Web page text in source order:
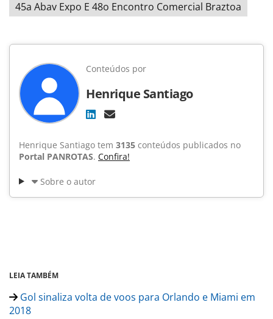
45a Abav Expo E 48o Encontro Comercial Braztoa
Conteúdos por
Henrique Santiago
Henrique Santiago tem 3135 conteúdos publicados no
Portal PANROTAS. Confira!
Sobre o autor
LEIA TAMBÉM
Gol sinaliza volta de voos para Orlando e Miami em
2018